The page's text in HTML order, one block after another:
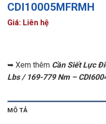
CDI10005MFRMH
Giá: Liên hệ
➥ Xem thêm Cần Siết Lực
Lbs / 169-779 Nm –
MÔ TẢ